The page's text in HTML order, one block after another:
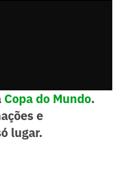
Copa do Mundo.
e
lugar.